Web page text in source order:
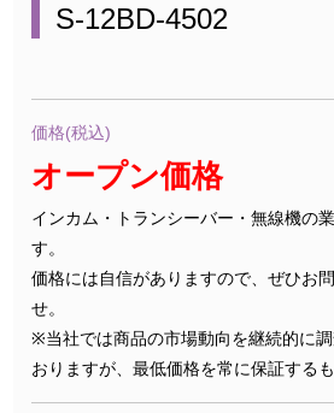
S-12BD-4502
価格(税込)
オープン価格
インカム・トランシーバー・無線機の
す。
価格には自信がありますので、ぜひお
せ。
※当社では商品の市場動向を継続的に
おりますが、最低価格を常に保証する